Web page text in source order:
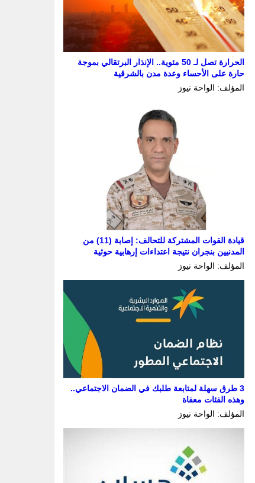
الحرارة تصل لـ 50 مئوية.. الإنذار البرتقالي بموجة
حارة على الأحساء وعدة مدن بالشرقية
المؤلف: الواحة نيوز
قيادة القوات المشتركة للتحالف: إصابة (11) من
المدنيين بنجران نتيجة اعتداءات إرهابية حوثية
المؤلف: الواحة نيوز
3 طرق سهلة لمتابعة طلبك في الضمان الاجتماعي..
وهذه الفئات معفاة
المؤلف: الواحة نيوز